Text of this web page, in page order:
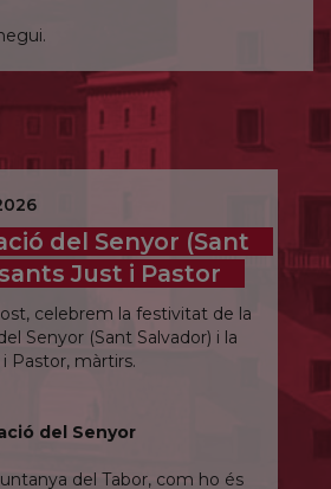
del Senyor (Sant
Just i Pastor
celebrem la festivitat de la
Senyor (Sant Salvador) i la
Pastor, màrtirs.
del Senyor
del Tabor, com ho és